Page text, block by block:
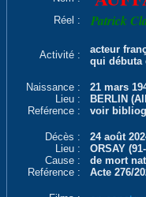
Réel : Patrick
Activité :
acteur
qui débuta
Naissance :
21 mars
Lieu :
BERLIN
Reférence :
voir
Décès :
24 août
Lieu :
ORSAY
Cause :
de mort
Reférence :
Acte 276/